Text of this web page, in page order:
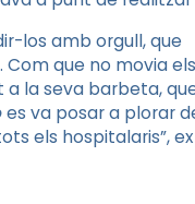
los amb orgull, que
que no movia
la seva barbeta,
es va posar a plorar
els hospitalaris”,